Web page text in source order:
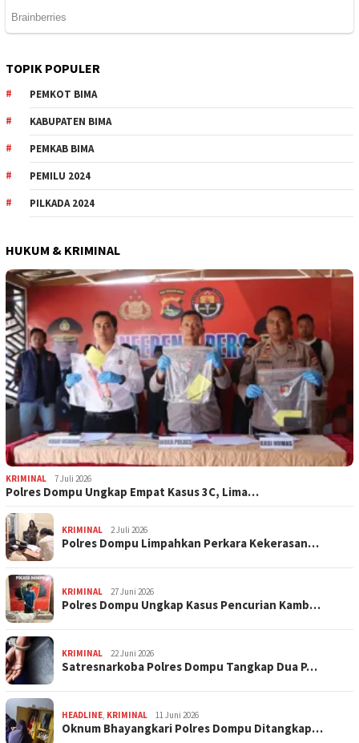
TOPIK POPULER
PEMKOT BIMA
KABUPATEN BIMA
PEMKAB BIMA
PEMILU 2024
PILKADA 2024
HUKUM & KRIMINAL
KRIMINAL 7 Juli 2026
Polres Dompu Ungkap Empat Kasus 3C, Lima…
KRIMINAL 2 Juli 2026
Polres Dompu Limpahkan Perkara Kekerasan…
KRIMINAL 27 Juni 2026
Polres Dompu Ungkap Kasus Pencurian Kamb…
KRIMINAL 22 Juni 2026
Satresnarkoba Polres Dompu Tangkap Dua P…
HEADLINE, KRIMINAL 11 Juni 2026
Oknum Bhayangkari Polres Dompu Ditangkap…